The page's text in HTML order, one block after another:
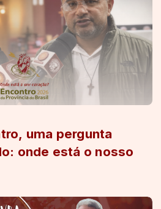
uma pergunta
onde está o nosso